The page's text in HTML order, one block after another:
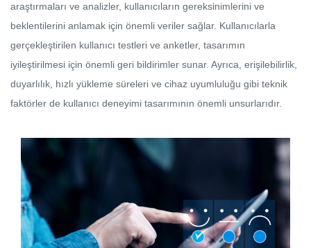
araştırmaları ve analizler, kullanıcıların gereksinimlerini ve
beklentilerini anlamak için önemli veriler sağlar. Kullanıcılarla
gerçekleştirilen kullanıcı testleri ve anketler, tasarımın
iyileştirilmesi için önemli geri bildirimler sunar. Ayrıca, erişilebilirlik,
duyarlılık, hızlı yükleme süreleri ve cihaz uyumluluğu gibi teknik
faktörler de kullanıcı deneyimi tasarımının önemli unsurlarıdır.